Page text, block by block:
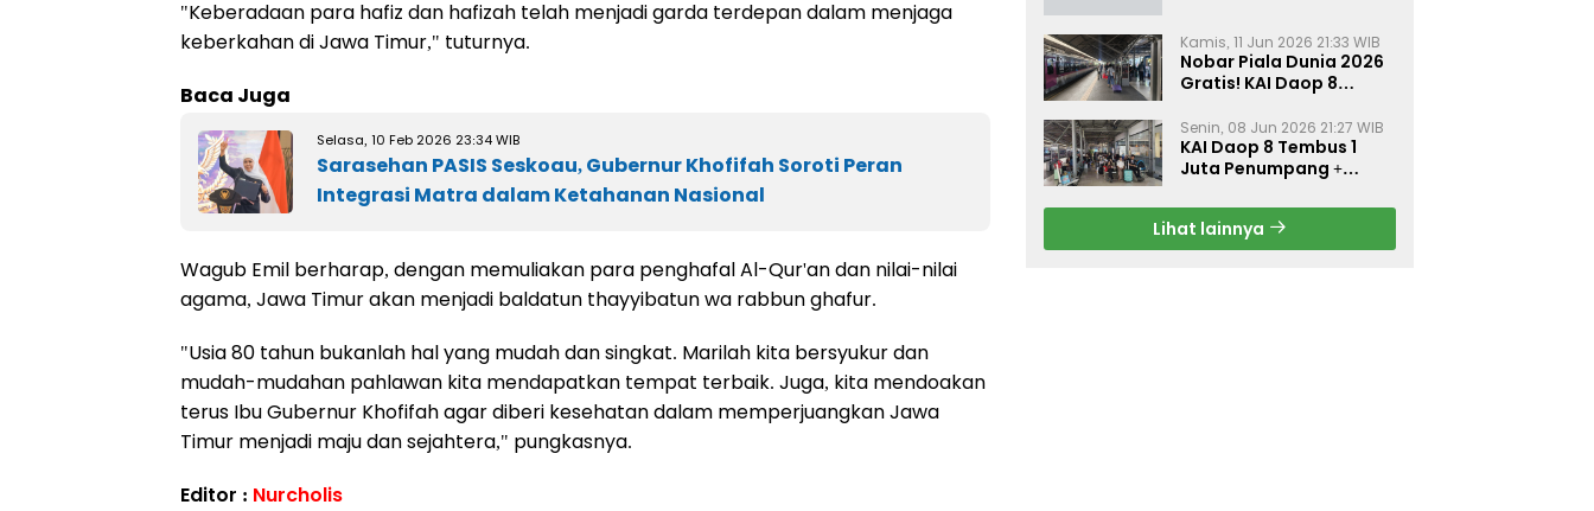
"Keberadaan para hafiz dan hafizah telah menjadi garda terdepan dalam menjaga
keberkahan di Jawa Timur," tuturnya.
Baca Juga
Selasa, 10 Feb 2026 23:34 WIB
Sarasehan PASIS Seskoau, Gubernur Khofifah Soroti Peran
Integrasi Matra dalam Ketahanan Nasional
Wagub Emil berharap, dengan memuliakan para penghafal Al-Qur'an dan nilai-nilai
agama, Jawa Timur akan menjadi baldatun thayyibatun wa rabbun ghafur.
"Usia 80 tahun bukanlah hal yang mudah dan singkat. Marilah kita bersyukur dan
mudah-mudahan pahlawan kita mendapatkan tempat terbaik. Juga, kita mendoakan
terus Ibu Gubernur Khofifah agar diberi kesehatan dalam memperjuangkan Jawa
Timur menjadi maju dan sejahtera," pungkasnya.
Editor : Nurcholis
Kamis, 11 Jun 2026 21:33 WIB
Nobar Piala Dunia 2026
Gratis! KAI Daop 8
Besar di 5 Stasiun Ini
Senin, 08 Jun 2026 21:27 WIB
KAI Daop 8 Tembus 1
Juta Penumpang +
Sekolah
Lihat lainnya